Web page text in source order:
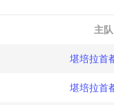
主队
堪培拉首
堪培拉首